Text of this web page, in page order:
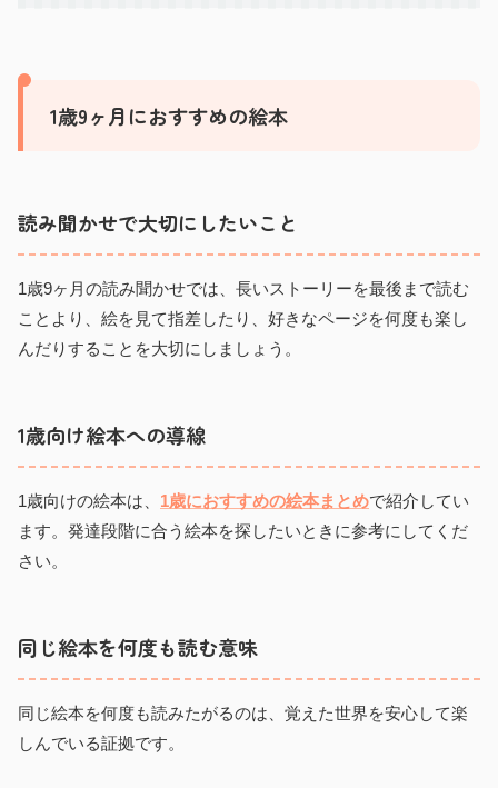
1歳9ヶ月におすすめの絵本
読み聞かせで大切にしたいこと
1歳9ヶ月の読み聞かせでは、長いストーリーを最後まで読む
ことより、絵を見て指差したり、好きなページを何度も楽し
んだりすることを大切にしましょう。
1歳向け絵本への導線
1歳向けの絵本は、 1歳におすすめの絵本まとめで紹介してい
ます。発達段階に合う絵本を探したいときに参考にしてくだ
さい。
同じ絵本を何度も読む意味
同じ絵本を何度も読みたがるのは、覚えた世界を安心して楽
しんでいる証拠です。